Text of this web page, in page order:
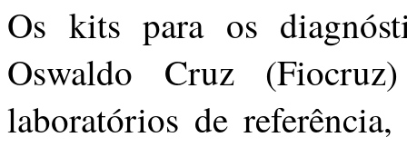
Os kits para os
Oswaldo Cruz
laboratórios de